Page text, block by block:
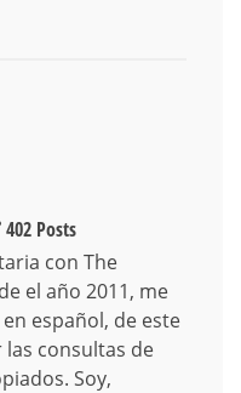
402 Posts
con The
el año 2011, me
español, de este
consultas de
Soy,